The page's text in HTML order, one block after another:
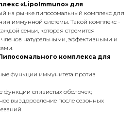
«LipoImmuno» для
на рынке липосомальный комплекс для
иммунной системы. Такой комплекс -
семьи, которая стремится
членов натуральными, эффективными и
комплекса для
функции иммунитета против
функции слизистых оболочек;
выздоровление после сезонных